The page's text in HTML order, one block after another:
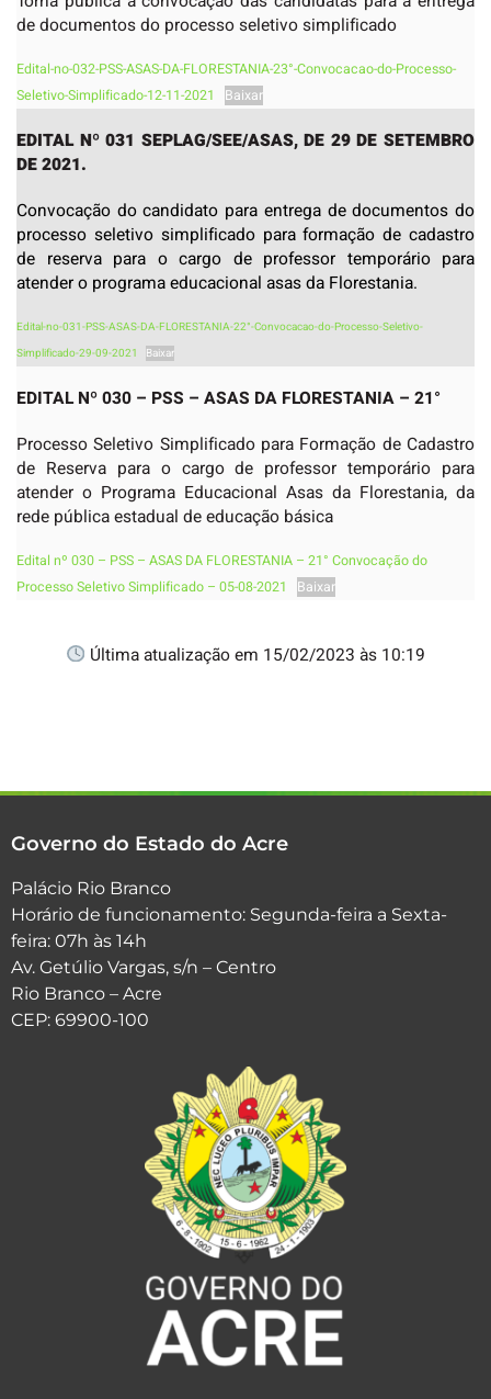
de documentos do processo seletivo simplificado
Edital-no-032-PSS-ASAS-DA-FLORESTANIA-23°-Convocacao-do-Processo-
Seletivo-Simplificado-12-11-2021
Baixar
EDITAL Nº 031 SEPLAG/SEE/ASAS, DE 29 DE SETEMBRO
DE 2021.
Convocação do candidato para entrega de documentos do
processo seletivo simplificado para formação de cadastro
de reserva para o cargo de professor temporário para
atender o programa educacional asas da Florestania.
Edital-no-031-PSS-ASAS-DA-FLORESTANIA-22°-Convocacao-do-Processo-Seletivo-
Simplificado-29-09-2021
Baixar
EDITAL Nº 030 – PSS – ASAS DA FLORESTANIA – 21°
Processo Seletivo Simplificado para Formação de Cadastro
de Reserva para o cargo de professor temporário para
atender o Programa Educacional Asas da Florestania, da
rede pública estadual de educação básica
Edital nº 030 – PSS – ASAS DA FLORESTANIA – 21° Convocação do
Processo Seletivo Simplificado – 05-08-2021
Baixar
Última atualização em 15/02/2023 às 10:19
Governo do Estado do Acre
Palácio Rio Branco
Horário de funcionamento: Segunda-feira a Sexta-
feira: 07h às 14h
Av. Getúlio Vargas, s/n – Centro
Rio Branco – Acre
CEP: 69900-100